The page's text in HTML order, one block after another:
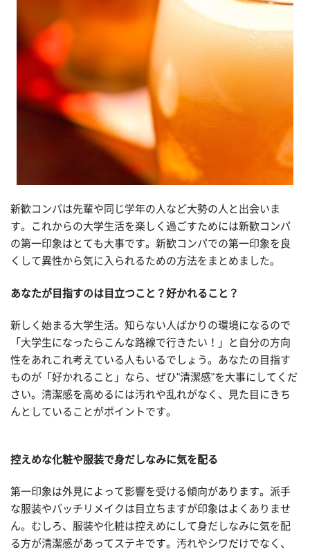
新歓コンパは先輩や同じ学年の人など大勢の人と出会いま
す。これからの大学生活を楽しく過ごすためには新歓コンパ
の第一印象はとても大事です。新歓コンパでの第一印象を良
くして異性から気に入られるための方法をまとめました。
あなたが目指すのは目立つこと？好かれること？
新しく始まる大学生活。知らない人ばかりの環境になるので
「大学生になったらこんな路線で行きたい！」と自分の方向
性をあれこれ考えている人もいるでしょう。あなたの目指す
ものが「好かれること」なら、ぜひ"清潔感"を大事にしてくだ
さい。清潔感を高めるには汚れや乱れがなく、見た目にきち
んとしていることがポイントです。
控えめな化粧や服装で身だしなみに気を配る
第一印象は外見によって影響を受ける傾向があります。派手
な服装やバッチリメイクは目立ちますが印象はよくありませ
ん。むしろ、服装や化粧は控えめにして身だしなみに気を配
る方が清潔感があってステキです。汚れやシワだけでなく、